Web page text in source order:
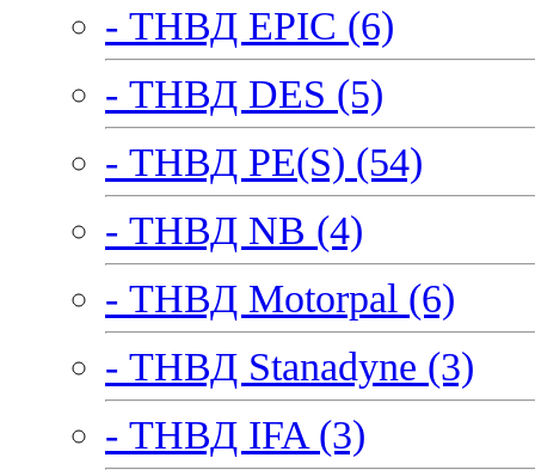
- ТНВД EPIC (6)
- ТНВД DES (5)
- ТНВД PE(S) (54)
- ТНВД NB (4)
- ТНВД Motorpal (6)
- ТНВД Stanadyne (3)
- ТНВД IFA (3)